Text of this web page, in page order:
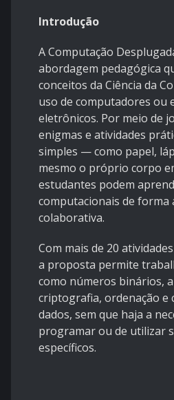
Introdução
A Computação
abordagem pedagógica
conceitos da Ciência da
uso de computadores ou
eletrônicos. Por meio de
enigmas e atividades
simples — como papel,
mesmo o próprio corpo
estudantes podem
computacionais de forma
colaborativa.
Com mais de 20
a proposta permite
como números binários,
criptografia, ordenação e
dados, sem que haja a
programar ou de utilizar
específicos.